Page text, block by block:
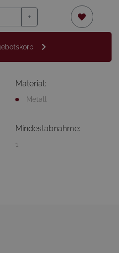
+
Material:
Metall
Mindestabnahme:
1